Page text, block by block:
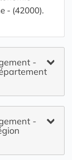
- (42000).
-
-